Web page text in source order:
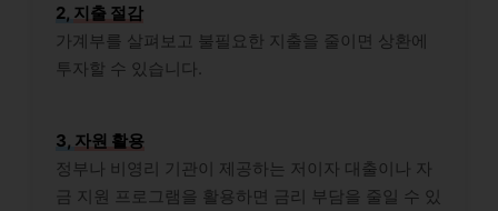
2, 지출 절감
가계부를 살펴보고 불필요한 지출을 줄이면 상환에
투자할 수 있습니다.
3, 자원 활용
정부나 비영리 기관이 제공하는 저이자 대출이나 자
금 지원 프로그램을 활용하면 금리 부담을 줄일 수 있